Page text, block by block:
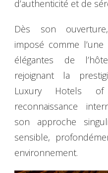
d’authenticité et de
Dès son ouverture,
imposé comme
élégantes de
rejoignant la
Luxury Hotels
reconnaissance
son approche
sensible,
environnement.